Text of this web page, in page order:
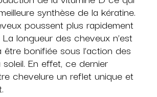
synthèse de la kératine.
poussent plus rapidement
La longueur des cheveux n’est
être bonifiée sous l’action des
En effet, ce dernier
chevelure un reflet unique et